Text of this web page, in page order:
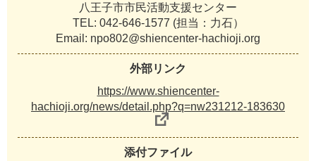
八王子市市民活動支援センター
TEL: 042-646-1577 (担当：力石）
Email: npo802@shiencenter-hachioji.org
外部リンク
https://www.shiencenter-
hachioji.org/news/detail.php?q=nw231212-183630
添付ファイル